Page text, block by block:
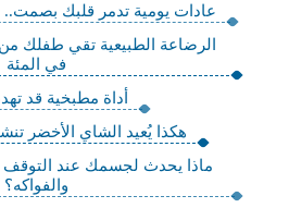
عادات يومية تدمر قلبك بصمت..
في المئة
أداة مطبخية قد
هكذا يُعيد الشاي الأخضر
ماذا يحدث لجسمك عند التوقف
والفواكه؟